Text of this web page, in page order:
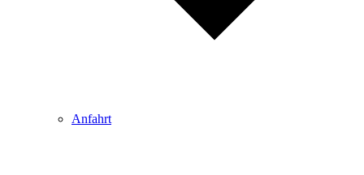
Anfahrt